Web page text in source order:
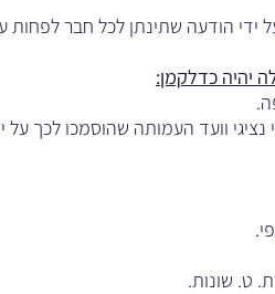
הודעה שתינתן לכל חבר לפחות
יהיה כדלקמן:
וועד העמותה שהוסמכו לכך על
ט. שונות.